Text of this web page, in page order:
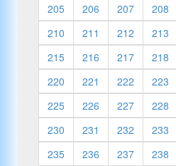
205
206 207 208
210
211 212 213
215
216 217 218
220
221 222 223
225
226 227 228
230
231 232 233
235
236 237 238